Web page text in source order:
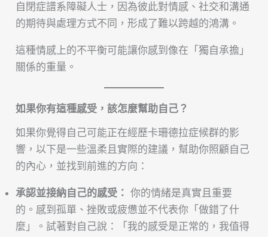
自閉症譜系障礙人士，因為彼此對情感、社交和溝通
的期待與處理方式不同，形成了難以跨越的鴻溝。
這種情感上的不平衡可能讓你感到像在「獨自承擔」
關係的重量。
如果你有這種感受，該怎麼幫助自己？
如果你覺得自己可能正在經歷卡珊德拉症候群的影
響，以下是一些溫柔且實際的建議，幫助你照顧自己
的內心，並找到前進的方向：
承認並接納自己的感受 ： 你的情緒是真實且重要
的。感到孤單、挫敗或疲憊並不代表你「做錯了什
麼」。試著對自己說：「我的感受是正常的，我值得